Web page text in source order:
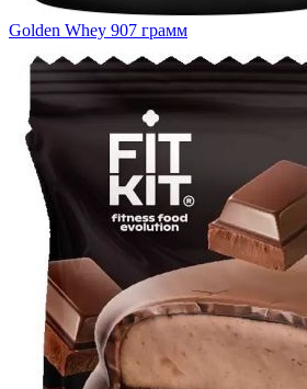
Golden Whey 907 грамм